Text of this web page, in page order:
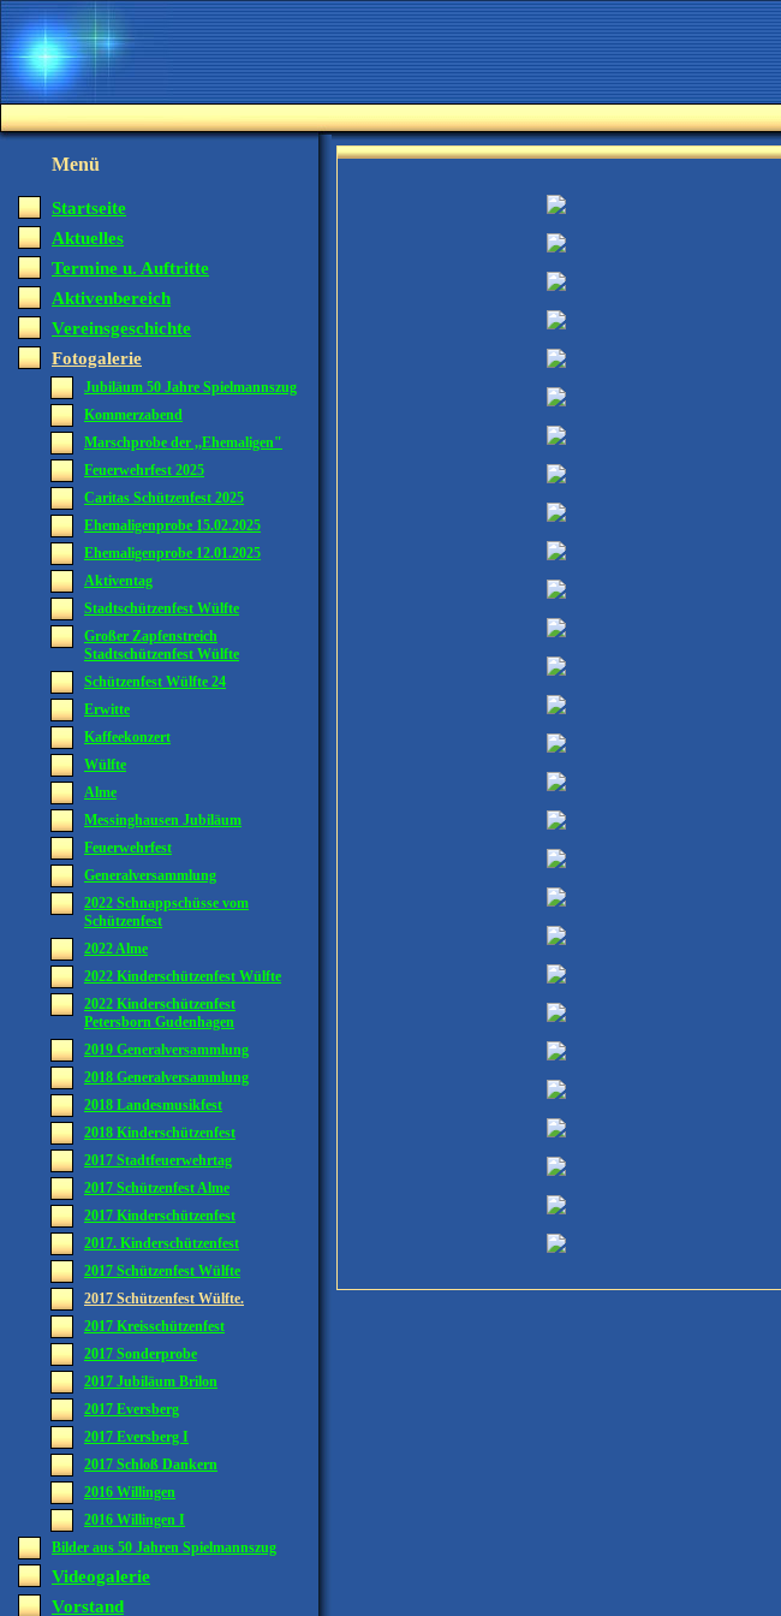
Menü
Startseite
Aktuelles
Termine u. Auftritte
Aktivenbereich
Vereinsgeschichte
Fotogalerie
Jubiläum 50 Jahre Spielmannszug
Kommerzabend
Marschprobe der ,,Ehemaligen"
Feuerwehrfest 2025
Caritas Schützenfest 2025
Ehemaligenprobe 15.02.2025
Ehemaligenprobe 12.01.2025
Aktiventag
Stadtschützenfest Wülfte
Großer Zapfenstreich
Stadtschützenfest Wülfte
Schützenfest Wülfte 24
Erwitte
Kaffeekonzert
Wülfte
Alme
Messinghausen Jubiläum
Feuerwehrfest
Generalversammlung
2022 Schnappschüsse vom
Schützenfest
2022 Alme
2022 Kinderschützenfest Wülfte
2022 Kinderschützenfest
Petersborn Gudenhagen
2019 Generalversammlung
2018 Generalversammlung
2018 Landesmusikfest
2018 Kinderschützenfest
2017 Stadtfeuerwehrtag
2017 Schützenfest Alme
2017 Kinderschützenfest
2017. Kinderschützenfest
2017 Schützenfest Wülfte
2017 Schützenfest Wülfte.
2017 Kreisschützenfest
2017 Sonderprobe
2017 Jubiläum Brilon
2017 Eversberg
2017 Eversberg I
2017 Schloß Dankern
2016 Willingen
2016 Willingen I
Bilder aus 50 Jahren Spielmannszug
Videogalerie
Vorstand